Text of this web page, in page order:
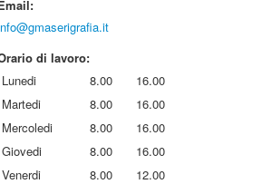
di lavoro:
Lunedi
8.00
16.00
Martedi
8.00
16.00
Mercoledi
8.00
16.00
Giovedi
8.00
16.00
Venerdi
8.00 12.00